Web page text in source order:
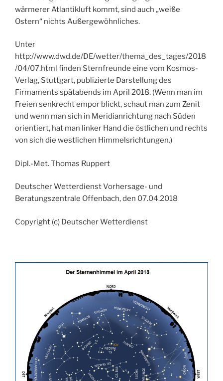
wärmerer Atlantikluft kommt, sind auch „weiße
Ostern“ nichts Außergewöhnliches.
Unter
http://www.dwd.de/DE/wetter/thema_des_tages/2018
/04/07.html finden Sternfreunde eine vom Kosmos-
Verlag, Stuttgart, publizierte Darstellung des
Firmaments spätabends im April 2018. (Wenn man im
Freien senkrecht empor blickt, schaut man zum Zenit
und wenn man sich in Meridianrichtung nach Süden
orientiert, hat man linker Hand die östlichen und rechts
von sich die westlichen Himmelsrichtungen.)
Dipl.-Met. Thomas Ruppert
Deutscher Wetterdienst Vorhersage- und
Beratungszentrale Offenbach, den 07.04.2018
Copyright (c) Deutscher Wetterdienst